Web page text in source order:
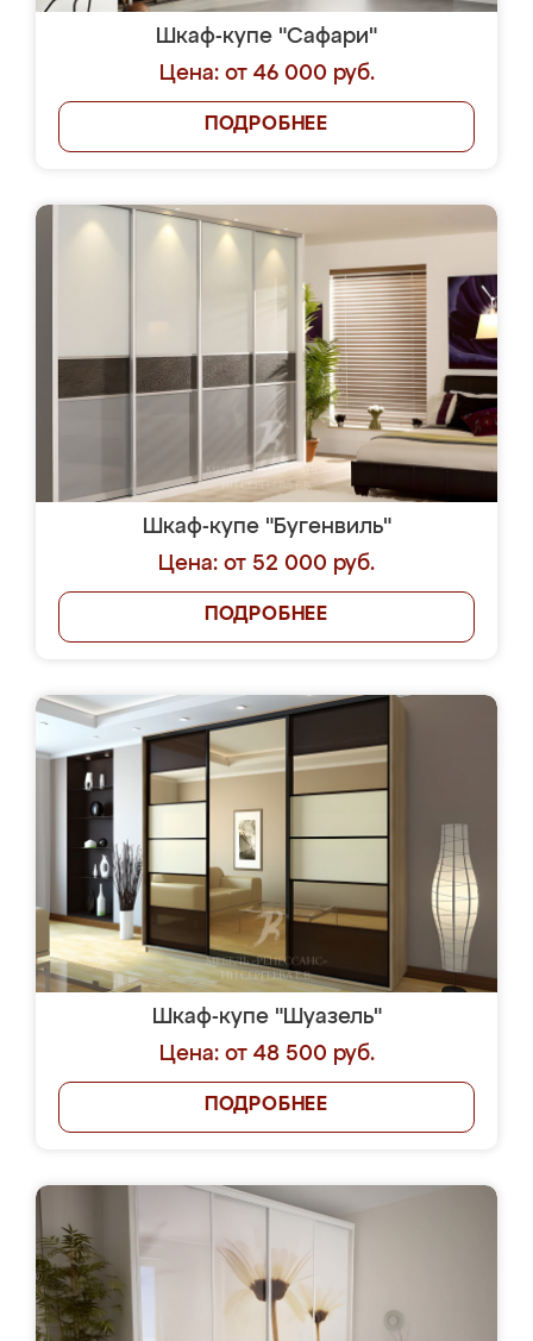
Шкаф-купе "Сафари"
Цена: от 46 000 руб.
ПОДРОБНЕЕ
Шкаф-купе "Бугенвиль"
Цена: от 52 000 руб.
ПОДРОБНЕЕ
Шкаф-купе "Шуазель"
Цена: от 48 500 руб.
ПОДРОБНЕЕ